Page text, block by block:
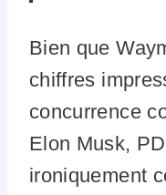
Bien que
chiffres
concurrence
Elon Musk,
ironiquement